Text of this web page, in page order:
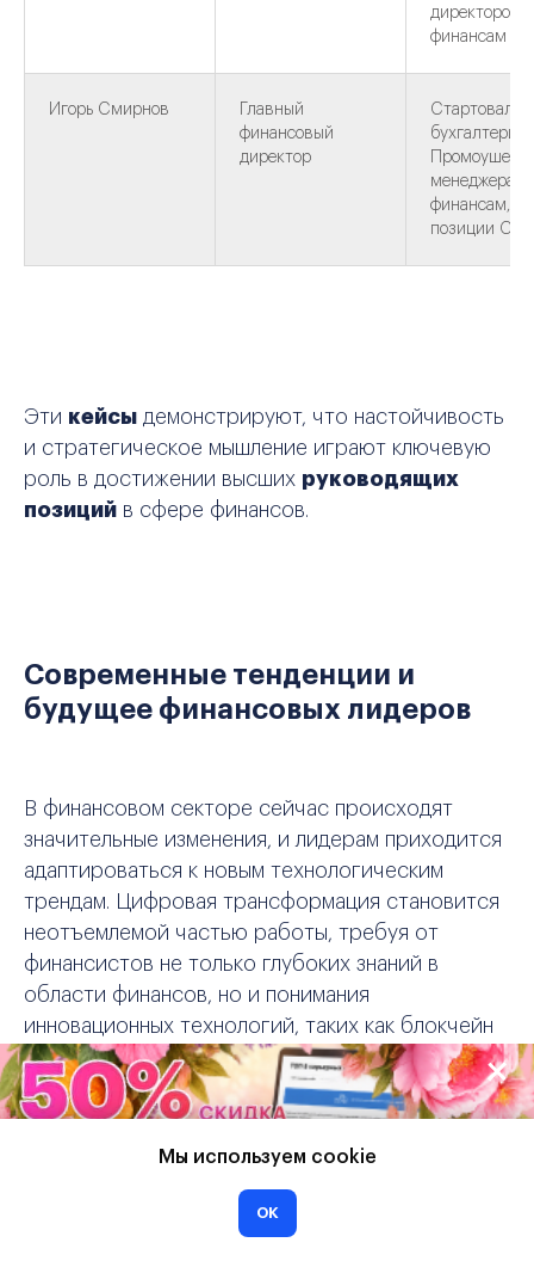
Мы используем cookie
ОК
директором
финансам
Игорь Смирнов
Главный
финансовый
директор
Стартовал в
бухгалтерии,
Промоушен
менеджера
финансам,
позиции CFO
Эти кейсы демонстрируют, что настойчивость
и стратегическое мышление играют ключевую
роль в достижении высших руководящих
позиций в сфере финансов.
Современные тенденции и
будущее финансовых лидеров
В финансовом секторе сейчас происходят
значительные изменения, и лидерам приходится
адаптироваться к новым технологическим
трендам. Цифровая трансформация становится
неотъемлемой частью работы, требуя от
финансистов не только глубоких знаний в
области финансов, но и понимания
инновационных технологий, таких как блокчейн
и искусственный интеллект. Эти инструменты не
только оптимизируют процессы, но и
открывают новые возможности для
стратегического планирования и анализа
Будущее финансовых лидеров тесно связано с